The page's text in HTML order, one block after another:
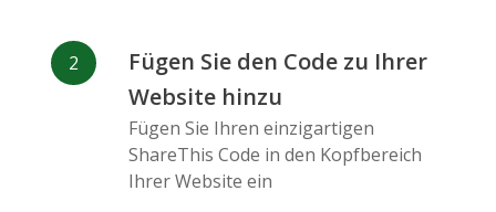
Flickr Gitlab
Maps
Fügen Sie den Code zu Ihrer
Website hinzu
Fügen Sie Ihren einzigartigen
ShareThis Code in den Kopfbereich
Ihrer Website ein